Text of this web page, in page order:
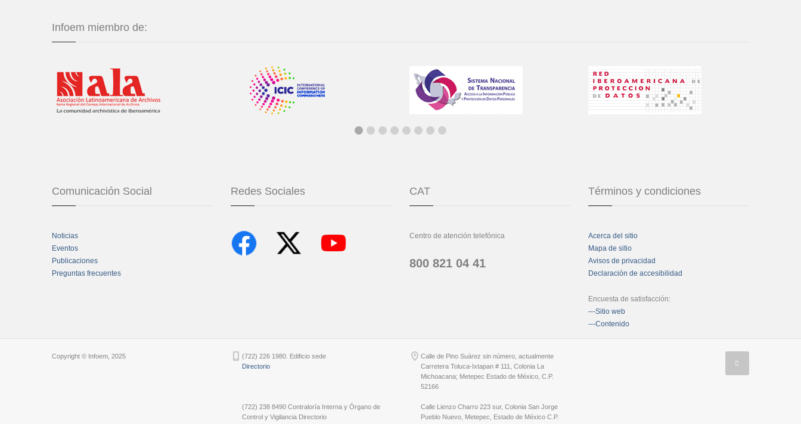
Infoem miembro de:
Comunicación Social
Noticias
Eventos
Publicaciones
Preguntas frecuentes
Redes Sociales CAT
Centro de atención telefónica
800 821 04 41
Términos y condiciones
Acerca del sitio
Mapa de sitio
Avisos de privacidad
Declaración de accesibilidad
Encuesta de satisfacción:
---Sitio web
---Contenido
Copyright © Infoem, 2025
(722) 226 1980. Edificio sede
Directorio
(722) 238 8490 Contraloría Interna y Órgano de
Control y Vigilancia Directorio
Calle de Pino Suárez sin número, actualmente
Carretera Toluca-Ixtapan # 111, Colonia La
Michoacana; Metepec Estado de México, C.P.
52166
Calle Lienzo Charro 223 sur, Colonia San Jorge
Pueblo Nuevo, Metepec, Estado de México C.P.